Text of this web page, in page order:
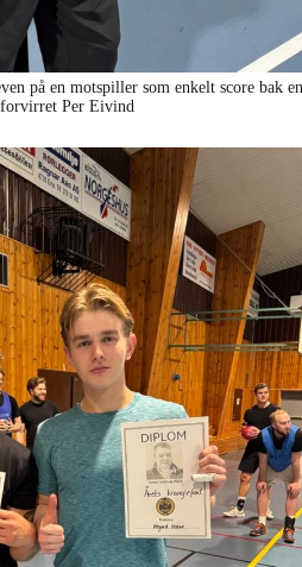
på en motspiller som enkelt score bak en
Per Eivind